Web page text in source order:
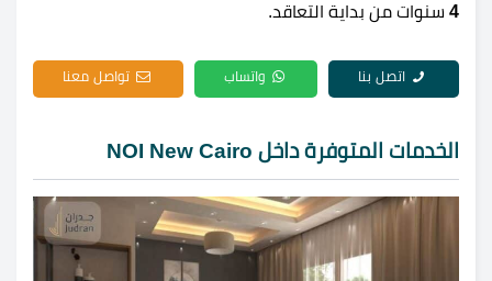
4 سنوات من بداية التعاقد.
اتصل بنا واتساب تواصل معنا
الخدمات المتوفرة داخل NOI New Cairo